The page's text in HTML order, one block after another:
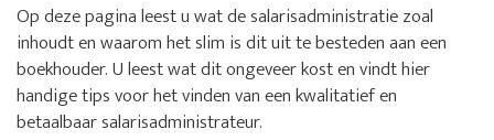
Op deze pagina leest u wat de salarisadministratie zoal
inhoudt en waarom het slim is dit uit te besteden aan een
boekhouder. U leest wat dit ongeveer kost en vindt hier
handige tips voor het vinden van een kwalitatief en
betaalbaar salarisadministrateur.